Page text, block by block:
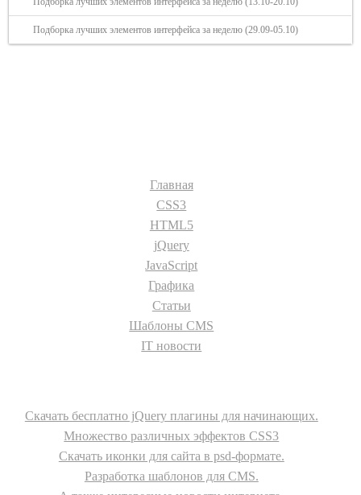
Подборка лучших элементов интерфейса за неделю (29.09-05.10)
Главная
CSS3
HTML5
jQuery
JavaScript
Графика
Статьи
Шаблоны CMS
IT новости
Скачать бесплатно jQuery плагины для начинающих.
Множество различных эффектов CSS3
Скачать иконки для сайта в psd-формате.
Разработка шаблонов для CMS.